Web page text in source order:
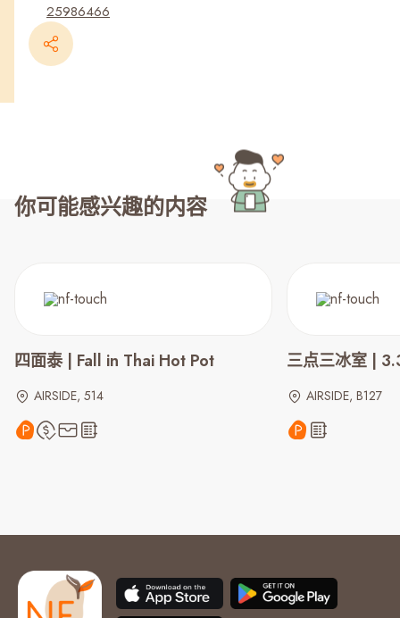
25986466
你可能感兴趣的内容
四面泰 | Fall in Thai Hot Pot
AIRSIDE, 514
三点三冰室 |
AIRSIDE, B127